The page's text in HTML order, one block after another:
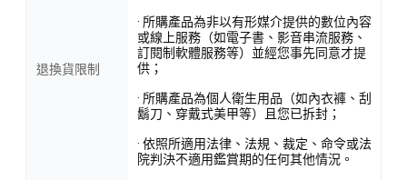
退換貨限制
· 所購產品為非以有形媒介提供的數位內容
或線上服務（如電子書、影音串流服務、
訂閱制軟體服務等）並經您事先同意才提
供；
· 所購產品為個人衛生用品（如內衣褲、刮
鬍刀、穿戴式美甲等）且您已拆封；
· 依照所適用法律、法規、裁定、命令或法
院判決不適用鑑賞期的任何其他情況。